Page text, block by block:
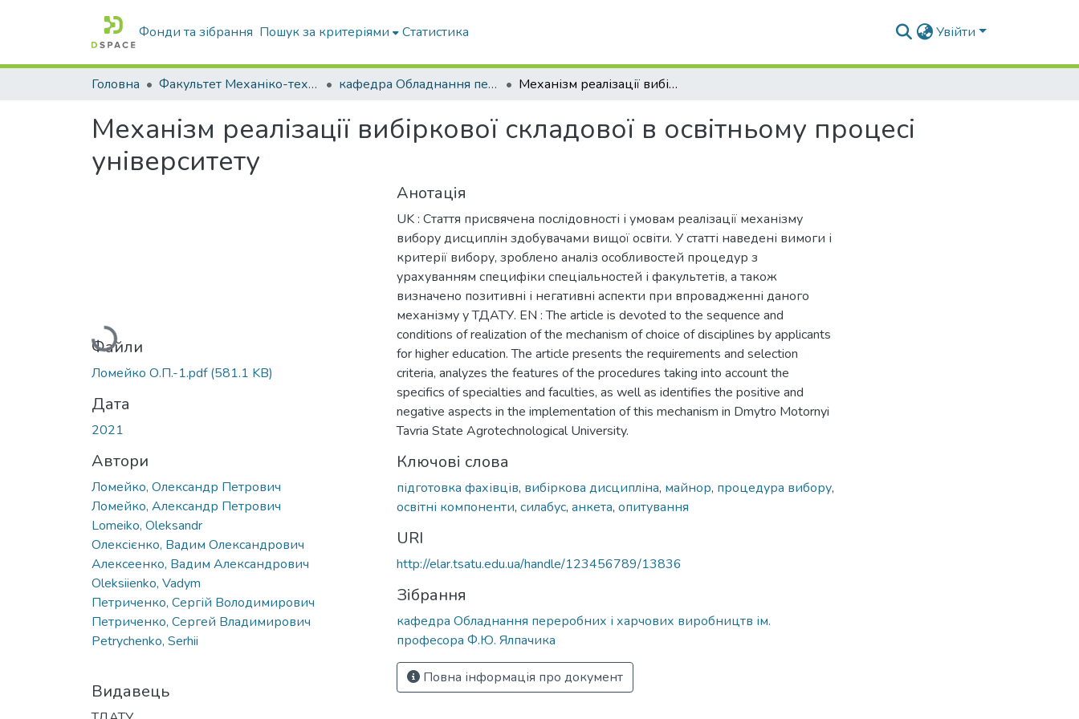
Фонди та зібрання Пошук за критеріями Статистика Увійти
Головна Факультет Механіко-технологічний кафедра Обладнання переробних і харчових виробництв ім. професора Ф.Ю. Ялпачика Механізм реалізації вибіркової складової в освітньому процесі університету
Механізм реалізації вибіркової складової в освітньому процесі
університету
Вантажиться...
Файли
Ломейко О.П.-1.pdf(581.1 KB)
Дата
2021
Автори
Ломейко, Олександр Петрович
Ломейко, Александр Петрович
Lomeiko, Oleksandr
Олексієнко, Вадим Олександрович
Алексеенко, Вадим Александрович
Oleksiienko, Vadym
Петриченко, Сергій Володимирович
Петриченко, Сергей Владимирович
Petrychenko, Serhii
Видавець
Анотація
UK : Стаття присвячена послідовності і умовам реалізації механізму
вибору дисциплін здобувачами вищої освіти. У статті наведені вимоги і
критерії вибору, зроблено аналіз особливостей процедур з
урахуванням специфіки спеціальностей і факультетів, а також
визначено позитивні і негативні аспекти при впровадженні даного
механізму у ТДАТУ. EN : The article is devoted to the sequence and
conditions of realization of the mechanism of choice of disciplines by applicants
for higher education. The article presents the requirements and selection
criteria, analyzes the features of the procedures taking into account the
specifics of specialties and faculties, as well as identifies the positive and
negative aspects in the implementation of this mechanism in Dmytro Motornyi
Tavria State Agrotechnological University.
Ключові слова
підготовка фахівців, вибіркова дисципліна, майнор, процедура вибору,
освітні компоненти, силабус, анкета, опитування
URI
http://elar.tsatu.edu.ua/handle/123456789/13836
Зібрання
кафедра Обладнання переробних і харчових виробництв ім.
професора Ф.Ю. Ялпачика
Повна інформація про документ